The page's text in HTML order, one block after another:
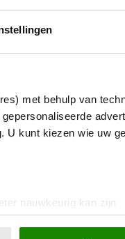
met behulp van
U kunt kiezen wie uw
nauwkeurig kan zijn
(fingerprinting)